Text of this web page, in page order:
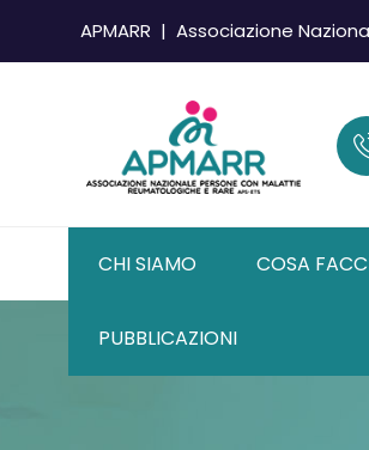
APMARR | Associazione
CHI SIAMO COSA
PUBBLICAZIONI